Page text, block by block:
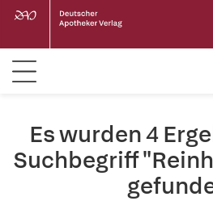
Es wurden 4
Suchbegriff